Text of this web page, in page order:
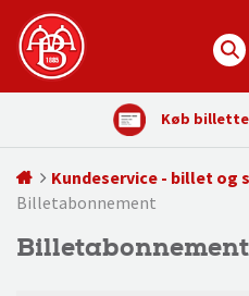
Køb
Kundeservice - billet og
Billetabonnement
Billetabonnement